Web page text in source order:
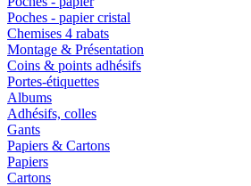
Poches - papier cristal
Chemises 4 rabats
Montage & Présentation
Coins & points adhésifs
Portes-étiquettes
Albums
Adhésifs, colles
Gants
Papiers & Cartons
Papiers
Cartons